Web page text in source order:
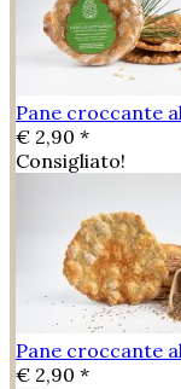
Pane croccante
€ 2,90 *
Consigliato!
Pane croccante
€ 2,90 *